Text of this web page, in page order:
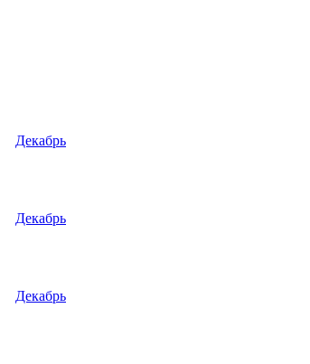
Декабрь
Декабрь
Декабрь